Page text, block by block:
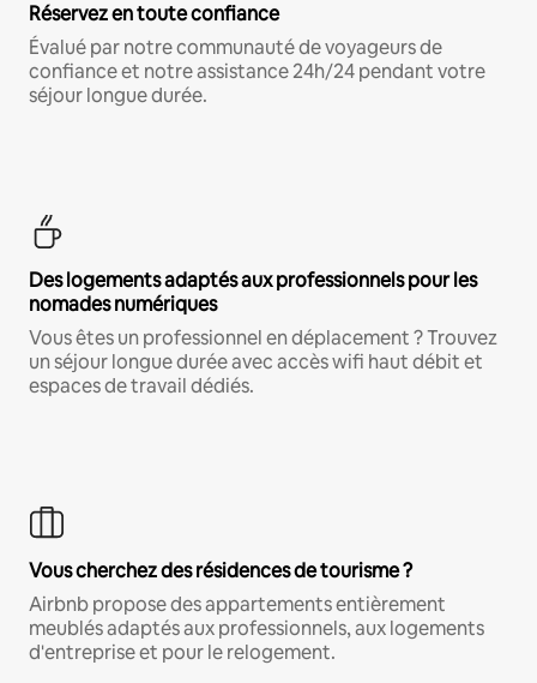
Réservez en toute confiance
Évalué par notre communauté de voyageurs de
confiance et notre assistance 24h/24 pendant votre
séjour longue durée.
Des logements adaptés aux professionnels pour les
nomades numériques
Vous êtes un professionnel en déplacement ? Trouvez
un séjour longue durée avec accès wifi haut débit et
espaces de travail dédiés.
Vous cherchez des résidences de tourisme ?
Airbnb propose des appartements entièrement
meublés adaptés aux professionnels, aux logements
d'entreprise et pour le relogement.